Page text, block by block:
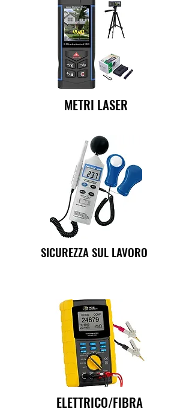
METRI LASER
SICUREZZA SUL LAVORO
ELETTRICO/FIBRA